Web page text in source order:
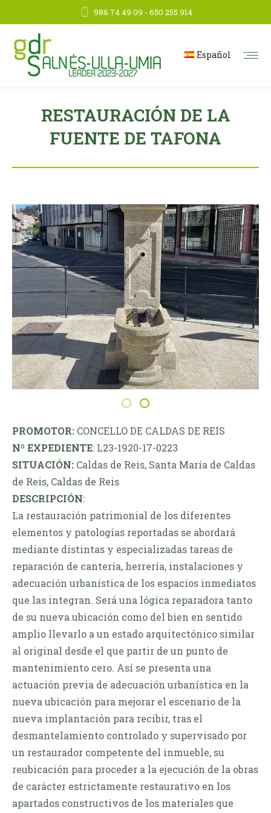
986 74 49 09 - 650 255 914
Español
RESTAURACIÓN DE LA
FUENTE DE TAFONA
PROMOTOR: CONCELLO DE CALDAS DE REIS
Nº EXPEDIENTE: L23-1920-17-0223
SITUACIÓN: Caldas de Reis, Santa María de Caldas
de Reis, Caldas de Reis
DESCRIPCIÓN:
La restauración patrimonial de los diferentes
elementos y patologías reportadas se abordará
mediante distintas y especializadas tareas de
reparación de cantería, herrería, instalaciones y
adecuación urbanística de los espacios inmediatos
que las integran. Será una lógica reparadora tanto
de su nueva ubicación como del bien en sentido
amplio llevarlo a un estado arquitectónico similar
al original desde el que partir de un punto de
mantenimiento cero. Así se presenta una
actuación previa de adecuación urbanística en la
nueva ubicación para mejorar el escenario de la
nueva implantación para recibir, tras el
desmantelamiento controlado y supervisado por
un restaurador competente del inmueble, su
reubicación para proceder a la ejecución de la obras
de carácter estrictamente restaurativo en los
apartados constructivos de los materiales que